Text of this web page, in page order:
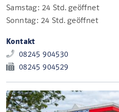
Samstag: 24 Std. geöffnet
Sonntag: 24 Std. geöffnet
Kontakt
08245 904530
08245 904529